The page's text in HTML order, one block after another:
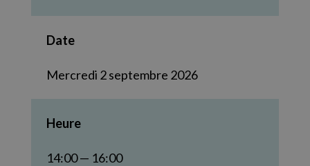
Date
Mercredi 2 septembre 2026
Heure
14:00 — 16:00